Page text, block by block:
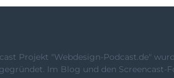
Projekt "Webdesign-Podcast.de"
Im Blog und den Screencast-